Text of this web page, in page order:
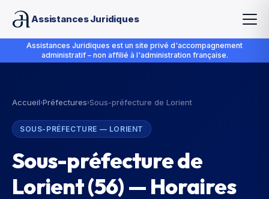
Assistances Juridiques
Assistances Juridiques est un site privé d'accompagnement
administratif – non affilié à l'administration française.
Accueil›Préfectures›Sous-préfecture de Lorient
SOUS-PRÉFECTURE — LORIENT
Sous-préfecture de
Lorient(56) — Horaires